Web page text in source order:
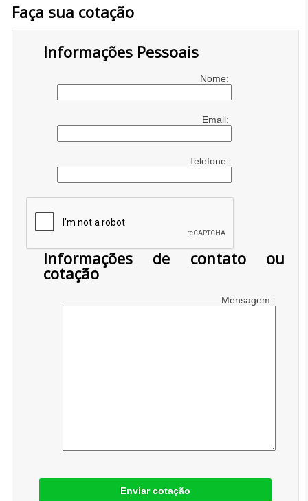
Faça sua cotação
Informações Pessoais
Nome:
Email:
Telefone:
Informações de contato ou
cotação
Mensagem:
Enviar cotação